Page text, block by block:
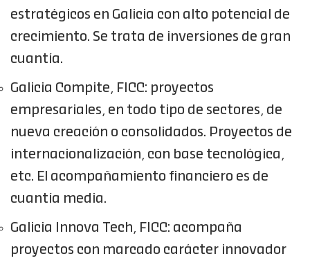
estratégicos en Galicia con alto potencial de
crecimiento. Se trata de inversiones de gran
cuantía.
Galicia Compite, FICC: proyectos
empresariales, en todo tipo de sectores, de
nueva creación o consolidados. Proyectos de
internacionalización, con base tecnológica,
etc. El acompañamiento financiero es de
cuantía media.
Galicia Innova Tech, FICC: acompaña
proyectos con marcado carácter innovador